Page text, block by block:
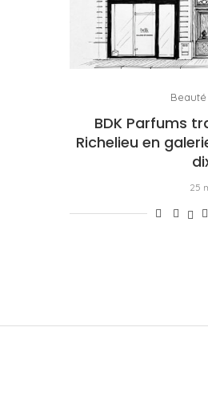
BDK Parfums
Richelieu en
25